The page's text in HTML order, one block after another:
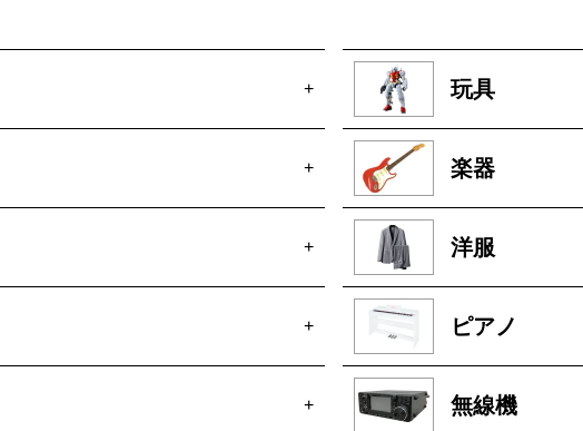
+
+
+
+
+
玩具
楽器
洋服
ピアノ
無線機